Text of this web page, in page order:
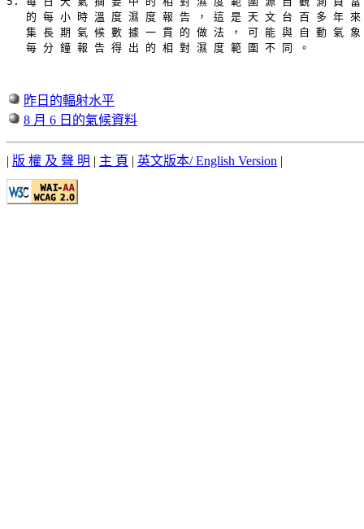
的 每 小 時 溫 度 濕 度 報 告 ， 這 是 天 文 台 百 多 年 來
集 長 期 氣 候 數 據 一 貫 的 做 法 ， 可 能 與 自 動 氣 象
   每 分 鐘 報 告 得 出 的 相 對 濕 度 範 圍 不 同 。
昨日的輻射水平
8 月 6 日的氣候資料
| 版 權 及 聲 明 | 主 頁 | 英文版本/ English Version |